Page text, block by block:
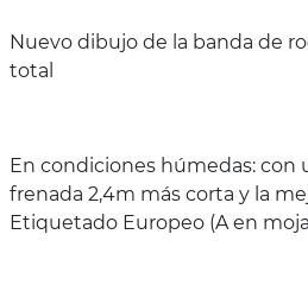
Nuevo dibujo de la banda de
total
En condiciones húmedas: con
frenada 2,4m más corta y la
Etiquetado Europeo (A en